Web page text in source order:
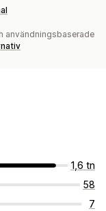
användningsbaserade
1,6 tn
58
7